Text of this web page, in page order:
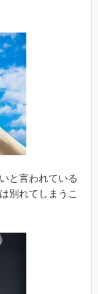
と言われている
別れてしまうこ